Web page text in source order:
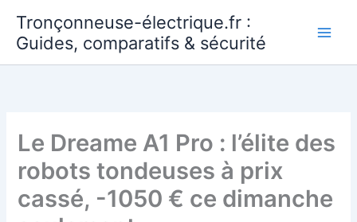
contenu
Tronçonneuse-électrique.fr :
Guides, comparatifs & sécurité
Le Dreame A1 Pro : l’élite des
robots tondeuses à prix
cassé, -1050 € ce dimanche